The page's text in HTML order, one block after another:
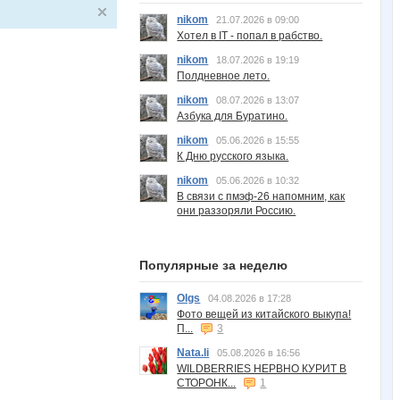
nikom 21.07.2026 в 09:00
Хотел в IT - попал в рабство.
nikom
18.07.2026 в 19:19
Полдневное лето.
nikom
08.07.2026 в 13:07
Азбука для Буратино.
nikom
05.06.2026 в 15:55
К Дню русского языка.
nikom
05.06.2026 в 10:32
В связи с пмэф-26 напомним, как
они раззоряли Россию.
Популярные за неделю
Olgs 04.08.2026 в 17:28
Фото вещей из китайского выкупа!
П...
3
Nata.li
05.08.2026 в 16:56
WILDBERRIES НЕРВНО КУРИТ В
СТОРОНК...
1